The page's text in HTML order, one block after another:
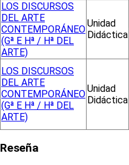
LOS DISCURSOS
DEL ARTE
CONTEMPORÁNEO
(Gª E Hª / Hª DEL
ARTE)
Unidad
Didáctica
LOS DISCURSOS
DEL ARTE
CONTEMPORÁNEO
(Gª E Hª / Hª DEL
ARTE)
Unidad
Didáctica
Reseña